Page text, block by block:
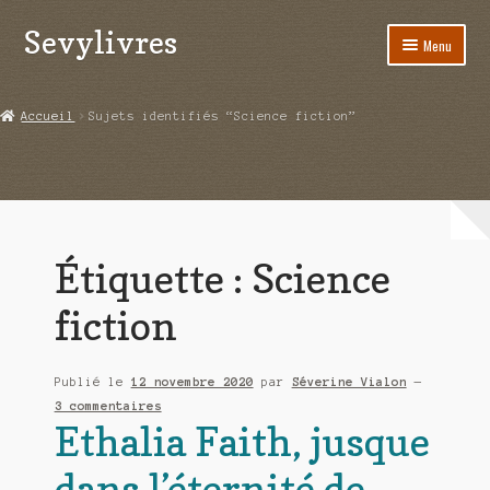
Aller
Aller
au
Sevylivres Menu
Au nom de la justice
Boutique
Commande
Accueil Sujets identifiés “Science fiction”
Étiquette : Science
fiction
Publié le 12 novembre 2020 par Séverine Vialon
—
3 commentaires
Ethalia Faith, jusque